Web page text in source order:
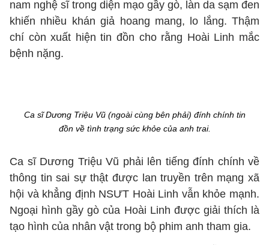
nam nghệ sĩ trong diện mạo gầy gò, làn da sạm đen
khiến nhiều khán giả hoang mang, lo lắng. Thậm
chí còn xuất hiện tin đồn cho rằng Hoài Linh mắc
bệnh nặng.
Ca sĩ Dương Triệu Vũ (ngoài cùng bên phải) đính chính tin
đồn về tình trạng sức khỏe của anh trai.
Ca sĩ Dương Triệu Vũ phải lên tiếng đính chính về
thông tin sai sự thật được lan truyền trên mạng xã
hội và khẳng định NSƯT Hoài Linh vẫn khỏe mạnh.
Ngoại hình gầy gò của Hoài Linh được giải thích là
tạo hình của nhân vật trong bộ phim anh tham gia.